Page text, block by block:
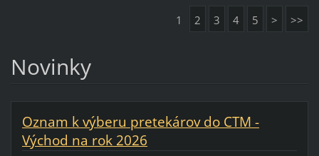
1 2 3 4 5 > >>
Novinky
Oznam k výberu pretekárov do CTM -
Východ na rok 2026